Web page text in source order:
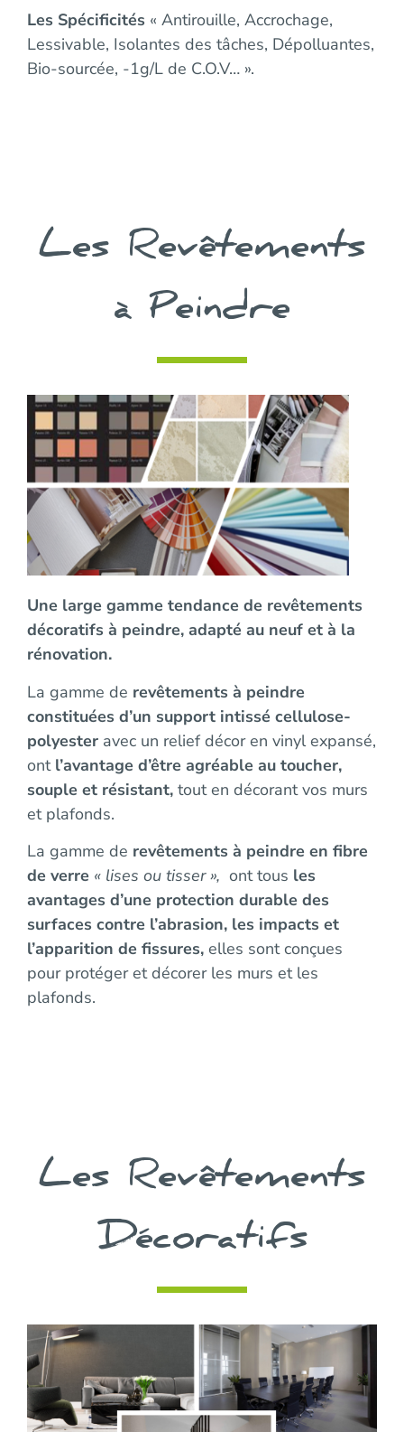
Les Spécificités « Antirouille, Accrochage,
Lessivable, Isolantes des tâches, Dépolluantes,
Bio-sourcée, -1g/L de C.O.V… ».
Les Revêtements
à Peindre
Une large gamme tendance de revêtements
décoratifs à peindre, adapté au neuf et à la
rénovation.
La gamme de revêtements à peindre
constituées d’un support intissé cellulose-
polyester avec un relief décor en vinyl expansé,
ont l’avantage d’être agréable au toucher,
souple et résistant, tout en décorant vos murs
et plafonds.
La gamme de revêtements à peindre en fibre
de verre « lises ou tisser », ont tous les
avantages d’une protection durable des
surfaces contre l’abrasion, les impacts et
l’apparition de fissures, elles sont conçues
pour protéger et décorer les murs et les
plafonds.
Les Revêtements
Décoratifs